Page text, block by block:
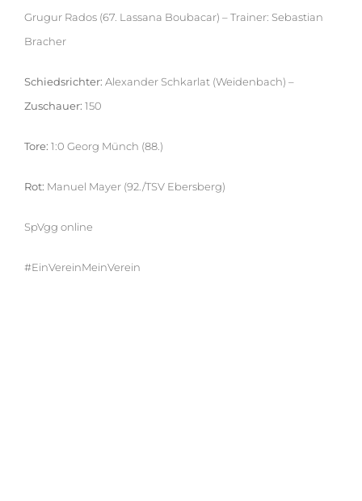
Grugur Rados (67. Lassana Boubacar) – Trainer: Sebastian
Bracher
Schiedsrichter: Alexander Schkarlat (Weidenbach) –
Zuschauer: 150
Tore: 1:0 Georg Münch (88.)
Rot: Manuel Mayer (92./TSV Ebersberg)
SpVgg online
#EinVereinMeinVerein